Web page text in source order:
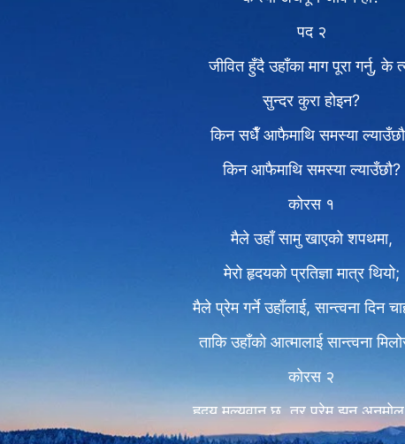
पद २
जीवित हुँदै उहाँका माग पूरा गर्नु, के
सुन्दर कुरा होइन?
किन सधैँ आफैमाथि समस्या
किन आफैमाथि समस्या ल्याउँछौ?
कोरस १
मैले उहाँ सामु खाएको शपथमा,
मेरो हृदयको प्रतिज्ञा मात्र थियो;
मैले प्रेम गर्ने उहाँलाई, सान्त्वना दिन
ताकि उहाँको आत्मालाई सान्त्वना
कोरस २
हृदय मूल्यवान् छ, तर प्रेम झन्